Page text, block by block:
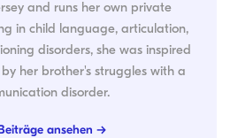
and runs her own private
in child language, articulation,
disorders, she was inspired
her brother's struggles with a
disorder.
ansehen →